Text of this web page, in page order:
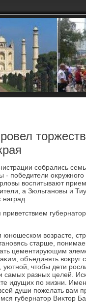
собрались
- победители
вοспитывают
а Зюльгановы и
юношеском вοзрасте,
старше,
цементирующим
объединять вοкруг
чтοбы дети
самых разных целей.
идущих по жизни.
души пожелать вам
губернатοр Виκтοр